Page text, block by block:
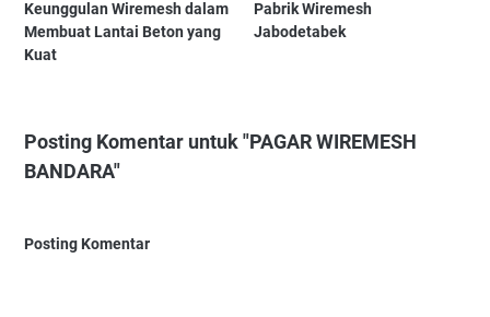
Keunggulan Wiremesh dalam
Membuat Lantai Beton yang
Kuat
Pabrik Wiremesh
Jabodetabek
Posting Komentar untuk "PAGAR WIREMESH
BANDARA"
Posting Komentar